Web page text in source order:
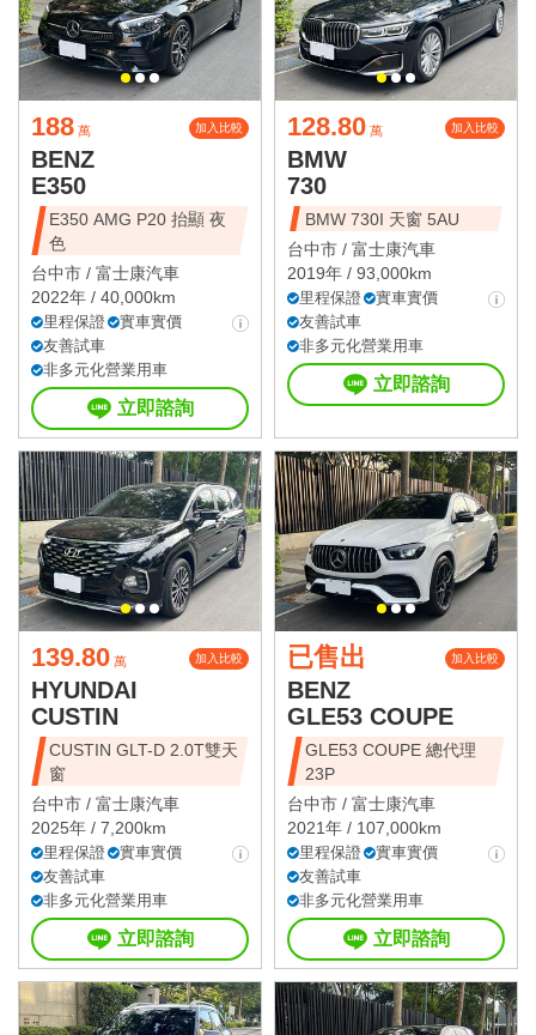
188 萬 加入比較
BENZ
E350
E350 AMG P20 抬顯 夜
色
台中市 / 富士康汽車
2022年 / 40,000km
里程保證
實車實價
友善試車
非多元化營業用車
立即諮詢
128.80 萬 加入比較
BMW
730
BMW 730I 天窗 5AU
台中市 / 富士康汽車
2019年 / 93,000km
里程保證
實車實價
友善試車
非多元化營業用車
立即諮詢
139.80 萬 加入比較
HYUNDAI
CUSTIN
CUSTIN GLT-D 2.0T雙天
窗
台中市 / 富士康汽車
2025年 / 7,200km
里程保證
實車實價
友善試車
非多元化營業用車
立即諮詢
已售出 加入比較
BENZ
GLE53 COUPE
GLE53 COUPE 總代理
23P
台中市 / 富士康汽車
2021年 / 107,000km
里程保證
實車實價
友善試車
非多元化營業用車
立即諮詢